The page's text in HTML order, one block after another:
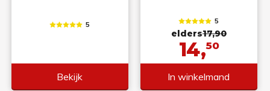
5
Bekijk
5
elders17,90
14,50
In winkelmand